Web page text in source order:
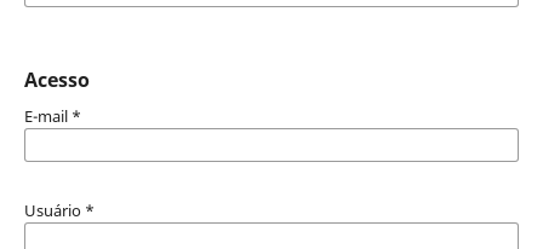
Acesso
E-mail *
Usuário *